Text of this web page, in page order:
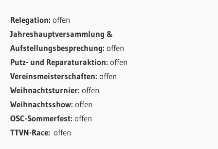
Relegation:offen
Jahreshauptversammlung &
Aufstellungsbesprechung:offen
Putz- und Reparaturaktion:offen
Vereinsmeisterschaften:offen
Weihnachtsturnier:offen
Weihnachtsshow:offen
OSC-Sommerfest:offen
TTVN-Race:offen